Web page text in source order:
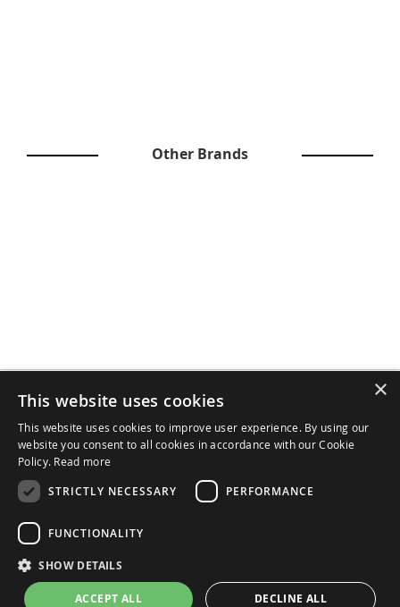
Other Brands
Iscriviti
nostra
Newsletter:
Autorizzo il trattamento dei miei dati.
Informativa Completa Privacy
Norme sulla Privacy e sui Cookie
Contattaci
Termini e Condizioni di Vendita
Copyright © 2025 - AVM 1959 SpA - Via Roma, 152/154 - 46049 Volta
×
This website uses cookies
This website uses cookies to improve user experience. By using our
website you consent to all cookies in accordance with our Cookie
Policy. Read more
STRICTLY NECESSARY PERFORMANCE
FUNCTIONALITY
SHOW DETAILS
ACCEPT ALL DECLINE ALL